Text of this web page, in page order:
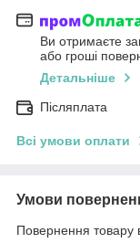
Ви отримаєте
або гроші
Детальніше
Післяплата
Всі умови оплати
Умови
Повернення товару